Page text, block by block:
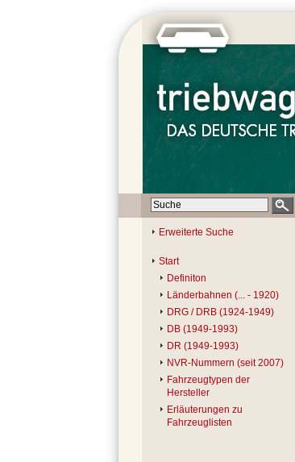
Erweiterte Suche
Start
Definiton
Länderbahnen (... - 1920)
DRG / DRB (1924-1949)
DB (1949-1993)
DR (1949-1993)
NVR-Nummern (seit 2007)
Fahrzeugtypen der
Hersteller
Erläuterungen zu
Fahrzeuglisten